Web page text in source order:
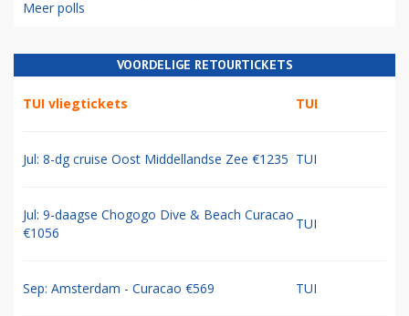
Meer polls
VOORDELIGE RETOURTICKETS
TUI vliegtickets TUI
Jul: 8-dg cruise Oost Middellandse Zee €1235 TUI
Jul: 9-daagse Chogogo Dive & Beach Curacao
€1056
TUI
Sep: Amsterdam - Curacao €569 TUI